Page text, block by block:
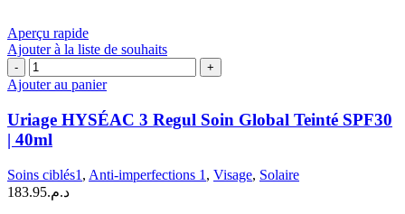
Aperçu rapide
Ajouter à la liste de souhaits
quantité
de
HYSÉAC
3
Regul
Global
Teinté
Ajouter au panier
Uriage HYSÉAC 3 Regul Soin Global Teinté SPF30
| 40ml
Soins ciblés1 , Anti-imperfections 1 , Visage, Solaire
د.م.183.95